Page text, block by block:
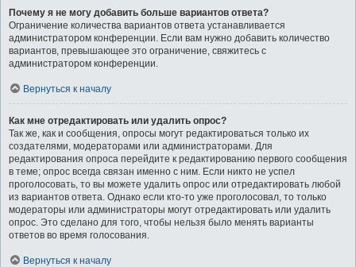
Почему я не могу добавить больше вариантов ответа?
Ограничение количества вариантов ответа устанавливается
администратором конференции. Если вам нужно добавить количество
вариантов, превышающее это ограничение, свяжитесь с
администратором конференции.
Вернуться к началу
Как мне отредактировать или удалить опрос?
Так же, как и сообщения, опросы могут редактироваться только их
создателями, модераторами или администраторами. Для
редактирования опроса перейдите к редактированию первого сообщения
в теме; опрос всегда связан именно с ним. Если никто не успел
проголосовать, то вы можете удалить опрос или отредактировать любой
из вариантов ответа. Однако если кто-то уже проголосовал, то только
модераторы или администраторы могут отредактировать или удалить
опрос. Это сделано для того, чтобы нельзя было менять варианты
ответов во время голосования.
Вернуться к началу